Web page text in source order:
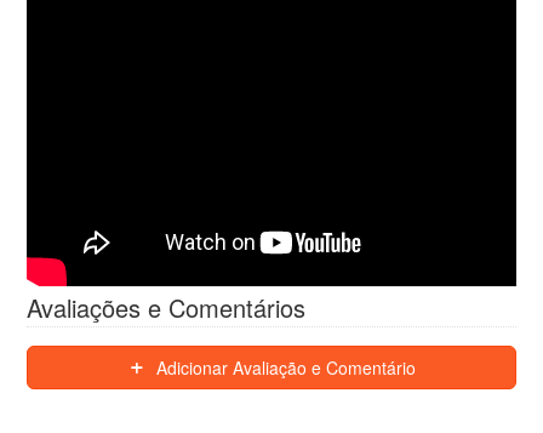
Avaliações e Comentários
Adicionar Avaliação e Comentário